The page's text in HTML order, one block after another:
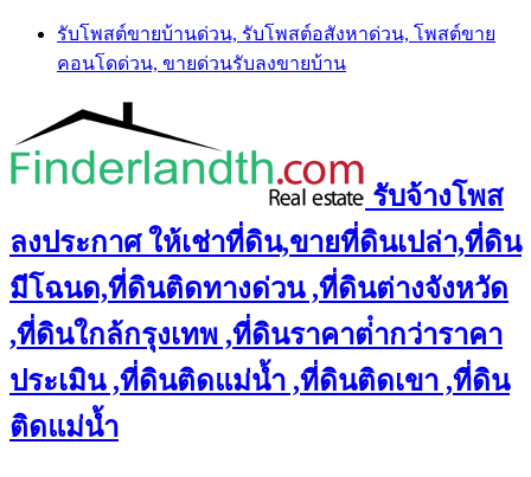
Skip
content
รับโพสต์ขายบ้านด่วน, รับโพสต์อสังหาด่วน, โพสต์ขาย
คอนโดด่วน, ขายด่วนรับลงขายบ้าน
รับจ้างโพส
ลงประกาศ ให้เช่าที่ดิน,ขายที่ดินเปล่า,ที่ดิน
มีโฉนด,ที่ดินติดทางด่วน ,ที่ดินต่างจังหวัด
,ที่ดินใกล้กรุงเทพ ,ที่ดินราคาต่ํากว่าราคา
ประเมิน ,ที่ดินติดแม่น้ำ ,ที่ดินติดเขา ,ที่ดิน
ติดแม่น้ำ